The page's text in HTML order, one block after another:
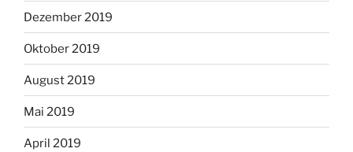
Dezember 2019
Oktober 2019
August 2019
Mai 2019
April 2019